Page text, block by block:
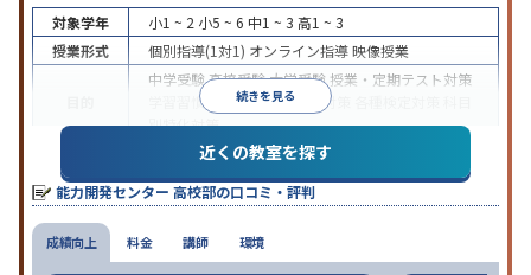
続きを見る
対象学年 小1 ~ 2 小5 ~ 6 中1 ~ 3 高1 ~ 3
授業形式
個別指導(1対1) オンライン指導映像授業
中学受験高校受験大学受験 授業・定期テスト対策
学習習慣の定着学校別特化対策
別特化対策
授業の振替可能学習にPC・タブレットを利用
ライン対応1科目から受講可能
※2024年6月調査。大学受験塾・予備校のアンケート調査方法を参照
近くの教室を探す
能力開発センター 高校部の口コミ・評判
成績向上 料金 講師 環境